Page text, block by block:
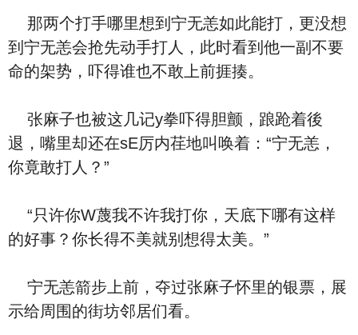
那两个打手哪里想到宁无恙如此能打，更没想
到宁无恙会抢先动手打人，此时看到他一副不要
命的架势，吓得谁也不敢上前捱揍。
张麻子也被这几记y拳吓得胆颤，踉跄着後
退，嘴里却还在sE厉内荏地叫唤着：“宁无恙，
你竟敢打人？”
“只许你W蔑我不许我打你，天底下哪有这样
的好事？你长得不美就别想得太美。”
宁无恙箭步上前，夺过张麻子怀里的银票，展
示给周围的街坊邻居们看。